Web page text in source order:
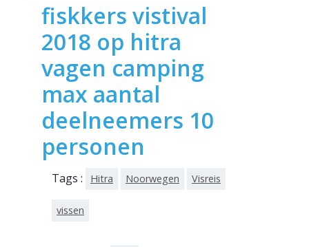
fiskkers vistival
2018 op hitra
vagen camping
max aantal
deelneemers 10
personen
Tags : Hitra Noorwegen Visreis
vissen